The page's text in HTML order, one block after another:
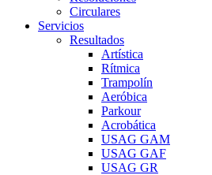
Circulares
Servicios
Resultados
Artística
Rítmica
Trampolín
Aeróbica
Parkour
Acrobática
USAG GAM
USAG GAF
USAG GR